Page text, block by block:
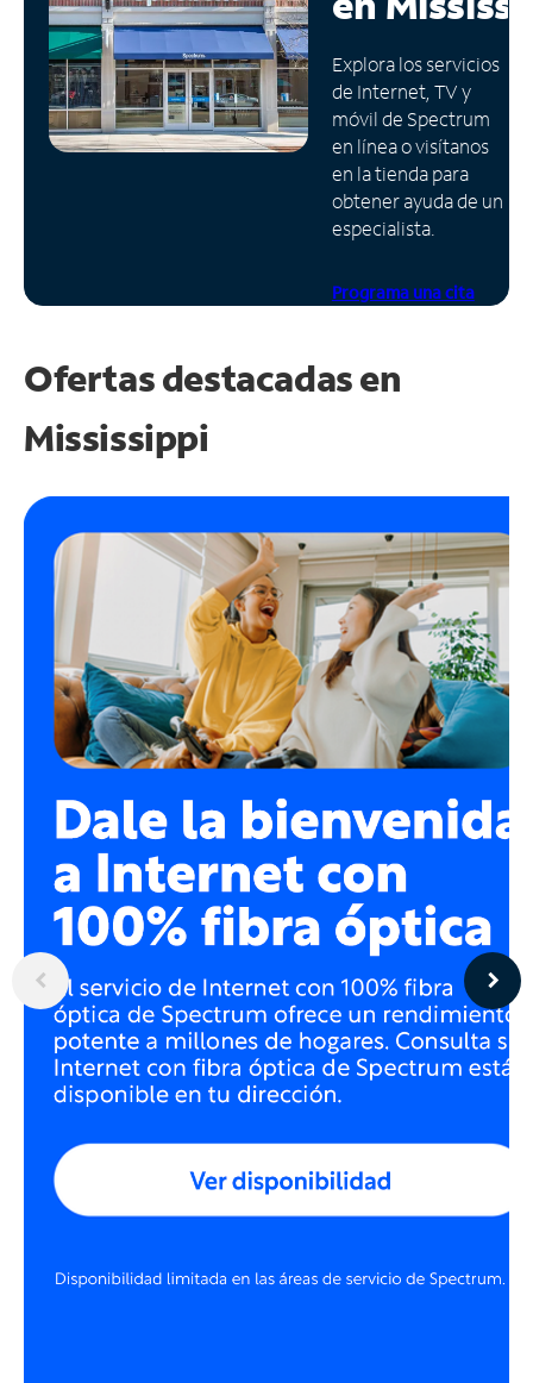
Administrar
cuenta
Encuentra
una
tienda
Explora los servicios
de Internet, TV y
móvil de Spectrum
en línea o visítanos
en la tienda para
obtener ayuda de un
especialista.
Programa una cita
Ofertas destacadas en
Mississippi